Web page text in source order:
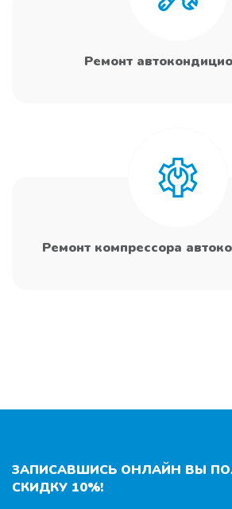
Ремонт
Ремонт компрессора
ЗАПИСАВШИСЬ ОНЛАЙН ВЫ
СКИДКУ 10%!